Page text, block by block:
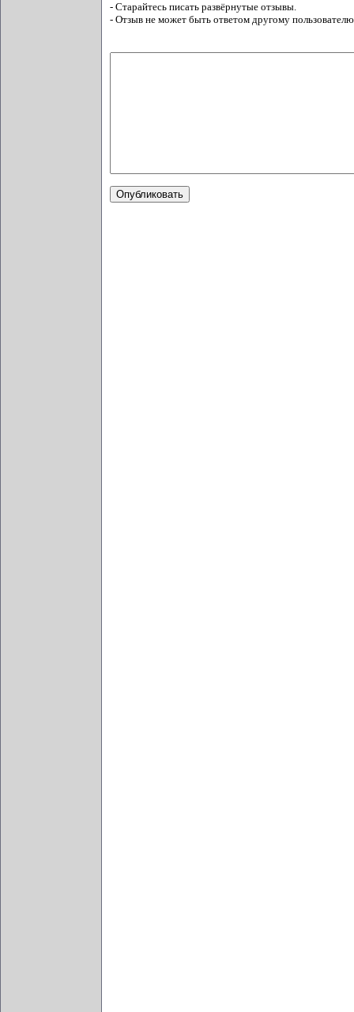
- Старайтесь писать развёрнутые отзывы.
- Отзыв не может быть ответом другому